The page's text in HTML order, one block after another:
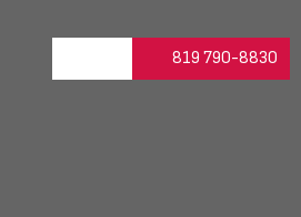
819 790-8830